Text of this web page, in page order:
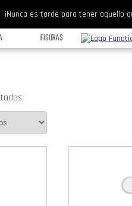
¡Nunca es tarde para tener aquello
FIGURAS